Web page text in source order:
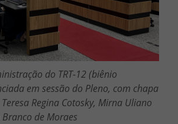
do TRT-12 (biênio
em sessão do Pleno, com chapa
Regina Cotosky, Mirna Uliano
de Moraes